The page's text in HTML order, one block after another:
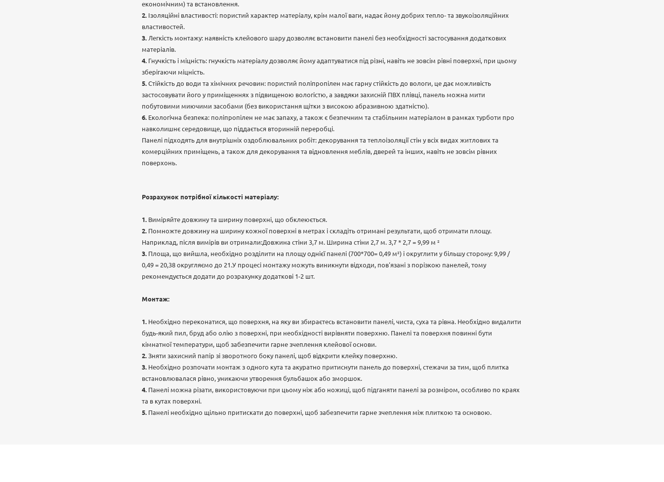
економічним) та встановлення.
Ізоляційні властивості: пористий характер матеріалу, крім малої ваги, надає йому добрих тепло- та звукоізоляційних
властивостей.
Легкість монтажу: наявність клейового шару дозволяє встановити панелі без необхідності застосування додаткових
матеріалів.
Гнучкість і міцність: гнучкість матеріалу дозволяє йому адаптуватися під різні, навіть не зовсім рівні поверхні, при цьому
зберігаючи міцність.
Стійкість до води та хімічних речовин: пористий поліпропілен має гарну стійкість до вологи, це дає можливість
застосовувати його у приміщеннях з підвищеною вологістю, а завдяки захисній ПВХ плівці, панель можна мити
побутовими миючими засобами (без використання щітки з високою абразивною здатністю).
Екологічна безпека: поліпропілен не має запаху, а також є безпечним та стабільним матеріалом в рамках турботи про
навколишнє середовище, що піддається вторинній переробці.
Панелі підходять для внутрішніх оздоблювальних робіт: декорування та теплоізоляції стін у всіх видах житлових та
комерційних приміщень, а також для декорування та відновлення меблів, дверей та інших, навіть не зовсім рівних
поверхонь.
Розрахунок потрібної кількості матеріалу:
Виміряйте довжину та ширину поверхні, що обклеюється.
Помножте довжину на ширину кожної поверхні в метрах і складіть отримані результати, щоб отримати площу.
Наприклад, після вимірів ви отримали:Довжина стіни 3,7 м. Ширина стіни 2,7 м. 3,7 * 2,7 = 9,99 м ²
Площа, що вийшла, необхідно розділити на площу однієї панелі (700*700= 0,49 м²) і округлити у більшу сторону: 9,99 /
0,49 = 20,38 округляємо до 21.У процесі монтажу можуть виникнути відходи, пов'язані з порізкою панелей, тому
рекомендується додати до розрахунку додаткові 1-2 шт.
Монтаж:
Необхідно переконатися, що поверхня, на яку ви збираєтесь встановити панелі, чиста, суха та рівна. Необхідно видалити
будь-який пил, бруд або олію з поверхні, при необхідності вирівняти поверхню. Панелі та поверхня повинні бути
кімнатної температури, щоб забезпечити гарне зчеплення клейової основи.
Зняти захисний папір зі зворотного боку панелі, щоб відкрити клейку поверхню.
Необхідно розпочати монтаж з одного кута та акуратно притиснути панель до поверхні, стежачи за тим, щоб плитка
встановлювалася рівно, уникаючи утворення бульбашок або зморшок.
Панелі можна різати, використовуючи при цьому ніж або ножиці, щоб підганяти панелі за розміром, особливо по краях
та в кутах поверхні.
Панелі необхідно щільно притискати до поверхні, щоб забезпечити гарне зчеплення між плиткою та основою.